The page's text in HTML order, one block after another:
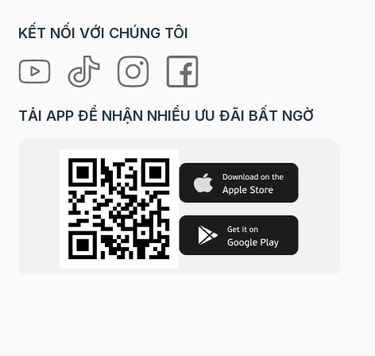
đá tủ
làm
ăn,
KẾT NỐI VỚI CHÚNG TÔI
TẢI APP ĐỂ NHẬN NHIỀU ƯU ĐÃI BẤT NGỜ